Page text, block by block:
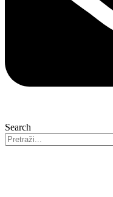
Search